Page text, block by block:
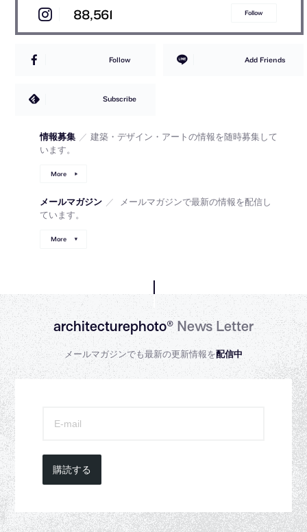
88,561 Follow
Follow Add Friends
Subscribe
情報募集 ／ 建築・デザイン・アートの情報を随時募集して
います。
More
メールマガジン ／
メールマガジンで最新の情報を配信し
ています。
More
architecturephoto®News Letter
メールマガジンでも最新の更新情報を配信中
購読する